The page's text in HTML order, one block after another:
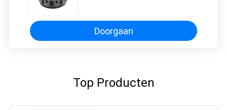
Doorgaan
Top Producten